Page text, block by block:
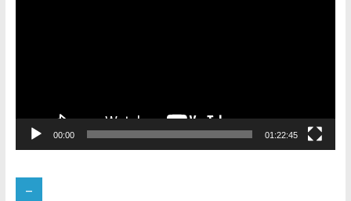
00:00 01:22:45
–